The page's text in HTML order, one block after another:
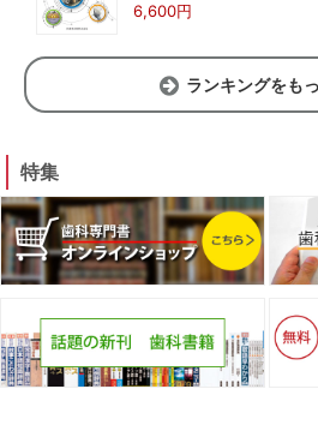
6,600円
ランキングをも
特集